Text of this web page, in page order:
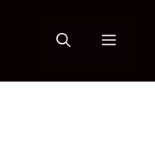
Menu